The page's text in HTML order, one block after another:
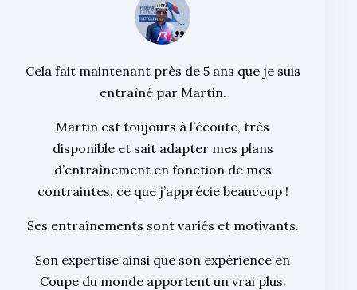
Cela fait maintenant près de 5 ans que je suis
entraîné par Martin.
Martin est toujours à l’écoute, très
disponible et sait adapter mes plans
d’entraînement en fonction de mes
contraintes, ce que j’apprécie beaucoup !
Ses entraînements sont variés et motivants.
Son expertise ainsi que son expérience en
Coupe du monde apportent un vrai plus.